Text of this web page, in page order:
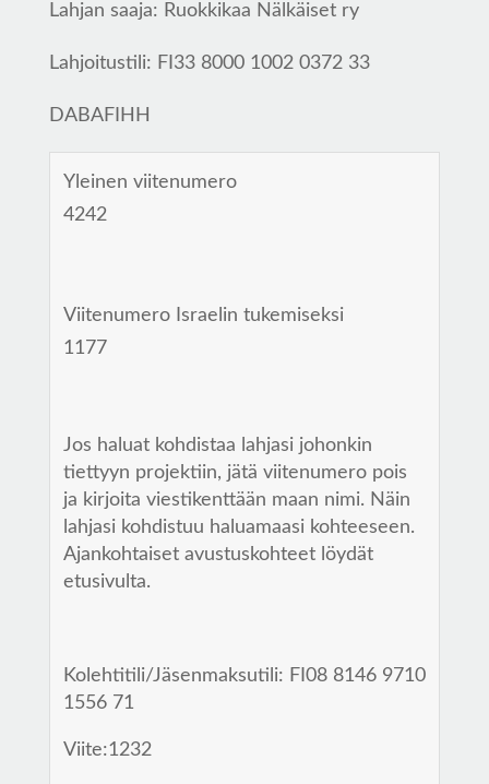
Lahjan saaja: Ruokkikaa Nälkäiset ry
Lahjoitustili: FI33 8000 1002 0372 33
DABAFIHH
Yleinen viitenumero
4242
Viitenumero Israelin tukemiseksi
1177
Jos haluat kohdistaa lahjasi johonkin
tiettyyn projektiin, jätä viitenumero pois
ja kirjoita viestikenttään maan nimi. Näin
lahjasi kohdistuu haluamaasi kohteeseen.
Ajankohtaiset avustuskohteet löydät
etusivulta.
Kolehtitili/Jäsenmaksutili: FI08 8146 9710
1556 71
Viite:1232